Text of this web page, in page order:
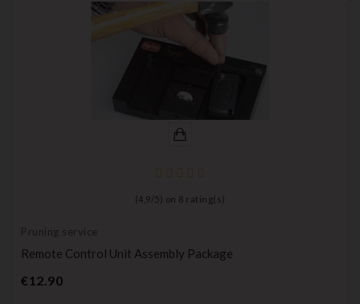
(4,9 / 5) on 8 rating(s)
Pruning service
Remote Control Unit Assembly Package
€12.90Price